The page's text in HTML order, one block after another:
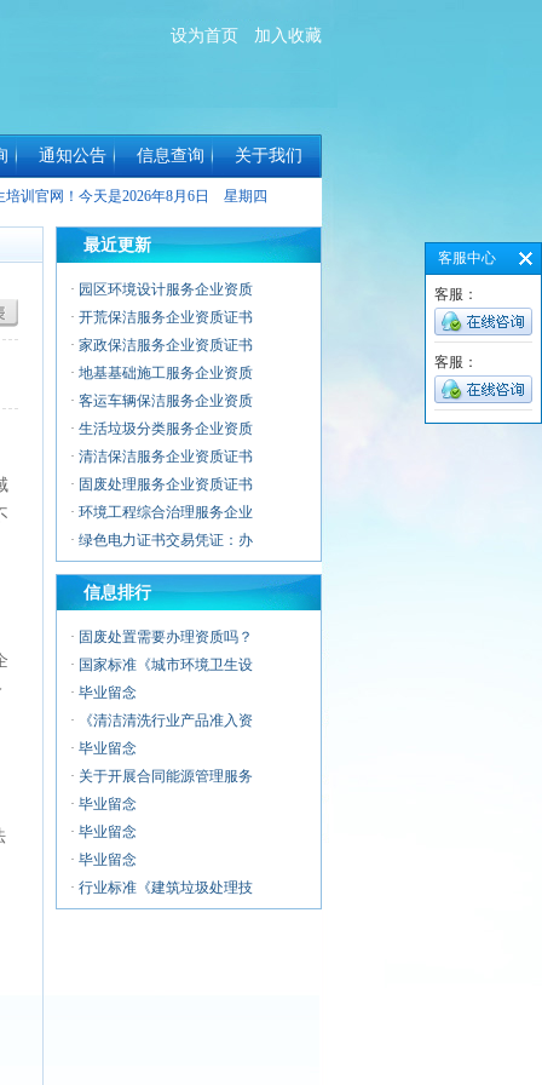
设为首页 加入收藏
通知公告 信息查询 关于我们
训官网！今天是2026年8月6日 星期四
最近更新
· 园区环境设计服务企业资质
· 开荒保洁服务企业资质证书
· 家政保洁服务企业资质证书
· 地基基础施工服务企业资质
· 客运车辆保洁服务企业资质
· 生活垃圾分类服务企业资质
· 清洁保洁服务企业资质证书
· 固废处理服务企业资质证书
· 环境工程综合治理服务企业
· 绿色电力证书交易凭证：办
警用无人机服务企业资质证
信息排行
· 固废处置需要办理资质吗？
· 国家标准《城市环境卫生设
· 毕业留念
·
《清洁清洗行业产品准入资
· 毕业留念
· 关于开展合同能源管理服务
· 毕业留念
· 毕业留念
· 毕业留念
· 行业标准《建筑垃圾处理技
客服中心
客服：
客服：